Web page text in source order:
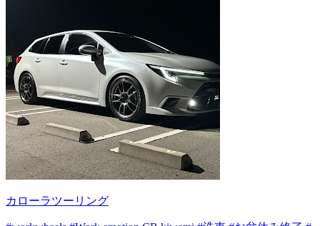
カローラツーリング